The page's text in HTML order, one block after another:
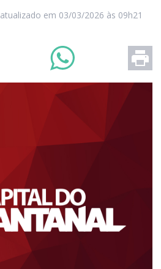
atualizado em 03/03/2026 às 09h21